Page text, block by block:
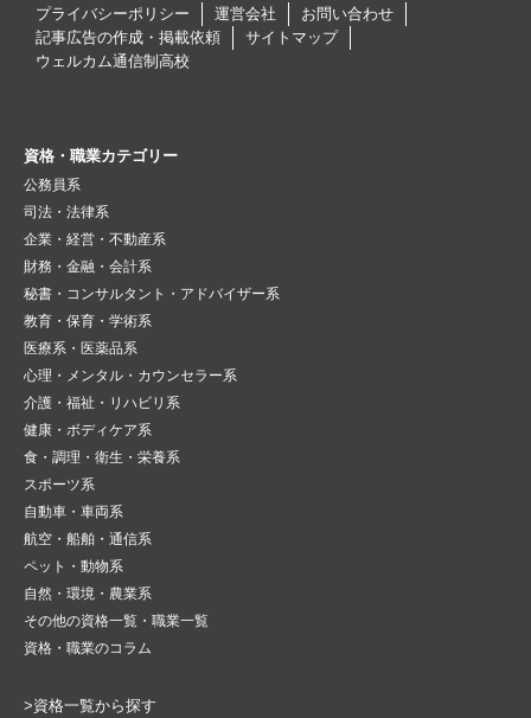
プライバシーポリシー 運営会社
お問い合わせ
記事広告の作成・掲載依頼
サイトマップ
ウェルカム通信制高校
資格・職業カテゴリー
公務員系
司法・法律系
企業・経営・不動産系
財務・金融・会計系
秘書・コンサルタント・アドバイザー系
教育・保育・学術系
医療系・医薬品系
心理・メンタル・カウンセラー系
介護・福祉・リハビリ系
健康・ボディケア系
食・調理・衛生・栄養系
スポーツ系
自動車・車両系
航空・船舶・通信系
ペット・動物系
自然・環境・農業系
その他の資格一覧・職業一覧
資格・職業のコラム
>資格一覧から探す